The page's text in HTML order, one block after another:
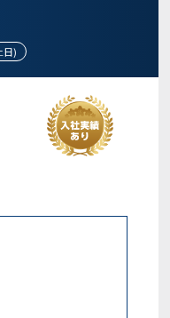
日)